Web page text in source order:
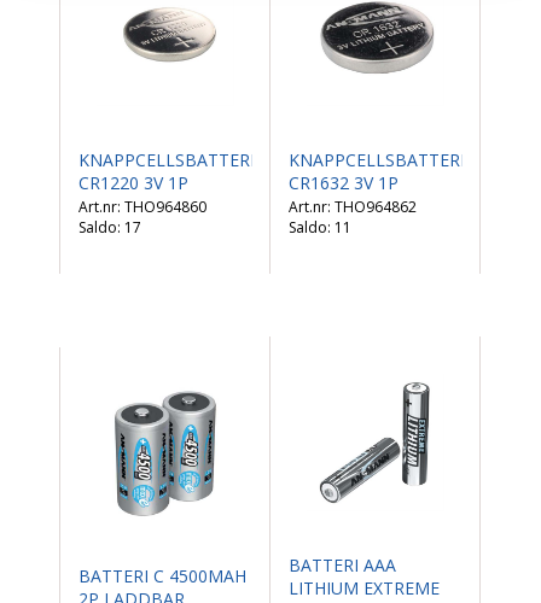
KNAPPCELLSBATTERI
CR1220 3V 1P
THO964860
Saldo: 17
KNAPPCELLSBATTERI
CR1632 3V 1P
THO964862
Saldo: 11
BATTERI C 4500MAH
2P LADDBAR
BATTERI AAA
LITHIUM EXTREME